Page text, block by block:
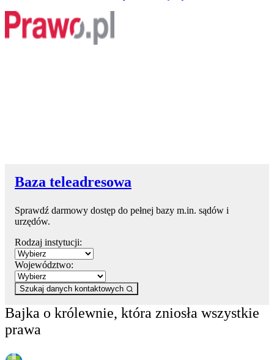
Baza teleadresowa
Sprawdź darmowy dostęp do pełnej bazy m.in. sądów i
urzędów.
Rodzaj instytucji:
Województwo:
Szukaj danych kontaktowych
Bajka o królewnie, która zniosła wszystkie
prawa